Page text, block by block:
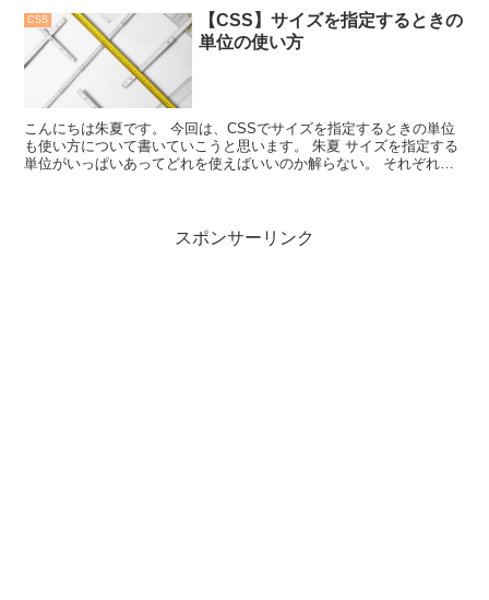
CSS
【CSS】サイズを指定するときの
単位の使い方
こんにちは朱夏です。 今回は、CSSでサイズを指定するときの単位
も使い方について書いていこうと思います。 朱夏 サイズを指定する
単位がいっぱいあってどれを使えばいいのか解らない。 それぞれの
スポンサーリンク